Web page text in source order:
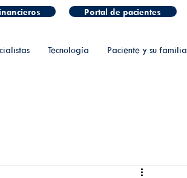
Portal de pacientes
Tecnología Paciente y su familia